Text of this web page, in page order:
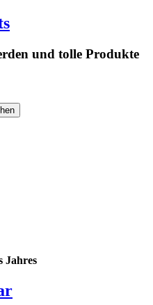
und tolle Produkte
Jahres